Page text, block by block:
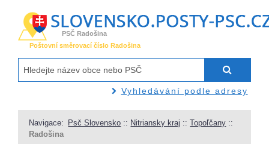
PSČ Radošina
Poštovní směrovací číslo Radošina
Vyhledávání podle adresy
Navigace: Psč Slovensko :: Nitriansky kraj ::Topoľčany ::
Radošina